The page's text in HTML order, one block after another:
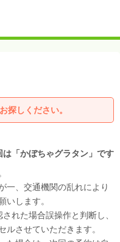
探しください。
「かぼちゃグラタン」です
一、交通機関の乱れにより
します。
れた場合誤操作と判断し、
させていただきます。